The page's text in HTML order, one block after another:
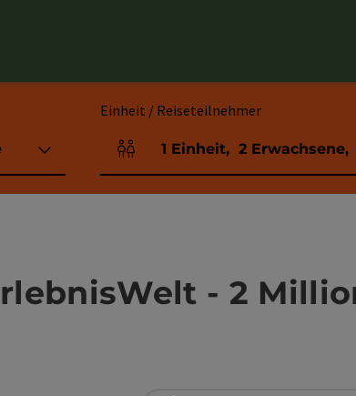
Einheit / Reiseteilnehmer
Einheitenanzahl und Personenfelder
1 Einheit, 2 Erwachsene,
- 2